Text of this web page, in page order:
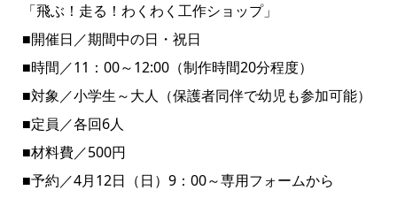
「飛ぶ！走る！わくわく工作ショップ」
■開催日／期間中の日・祝日
■時間／11：00～12:00（制作時間20分程度）
■対象／小学生～大人（保護者同伴で幼児も参加可能）
■定員／各回6人
■材料費／500円
■予約／4月12日（日）9：00～専用フォームから